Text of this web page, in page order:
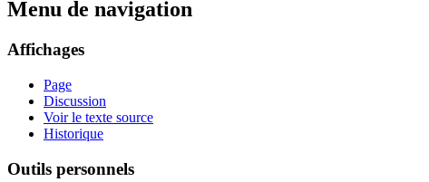
Menu de navigation
Affichages
Page
Discussion
Voir le texte source
Historique
Outils personnels